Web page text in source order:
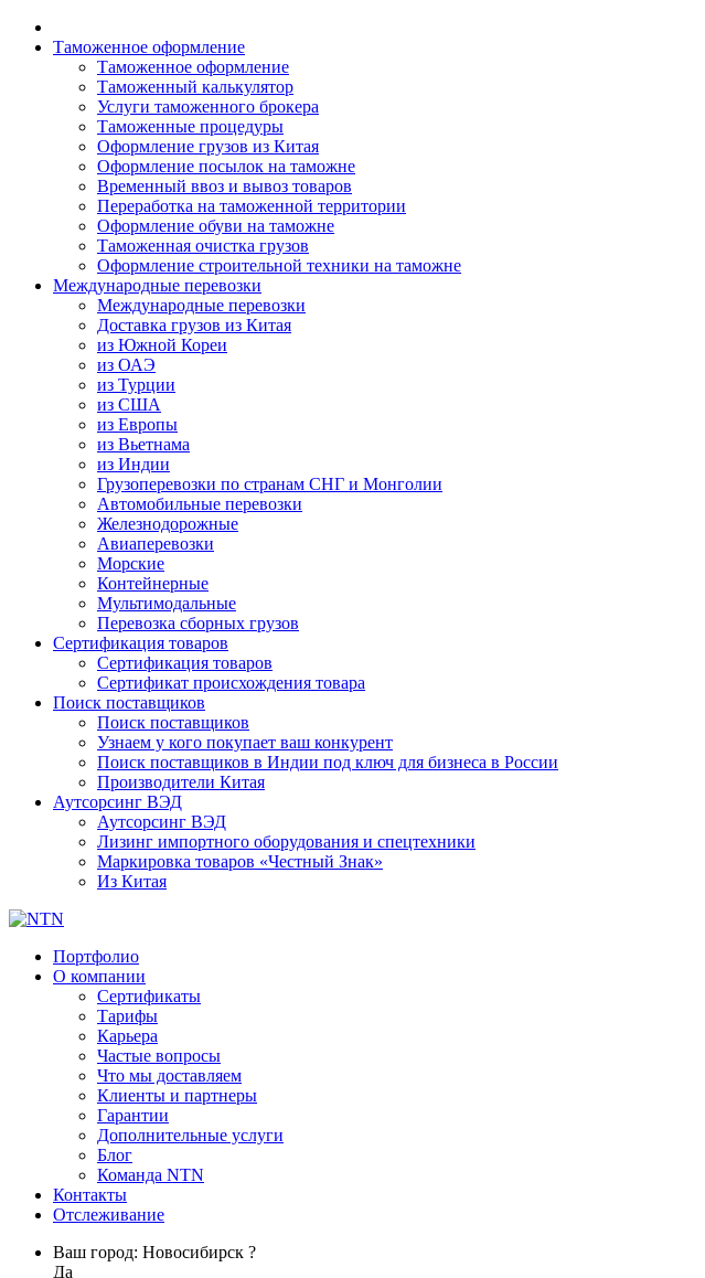
Таможенное оформление
Таможенное оформление
Таможенный калькулятор
Услуги таможенного брокера
Таможенные процедуры
Оформление грузов из Китая
Оформление посылок на таможне
Временный ввоз и вывоз товаров
Переработка на таможенной территории
Оформление обуви на таможне
Таможенная очистка грузов
Оформление строительной техники на таможне
Международные перевозки
Международные перевозки
Доставка грузов из Китая
из Южной Кореи
из ОАЭ
из Турции
из США
из Европы
из Вьетнама
из Индии
Грузоперевозки по странам СНГ и Монголии
Автомобильные перевозки
Железнодорожные
Авиаперевозки
Морские
Контейнерные
Мультимодальные
Перевозка сборных грузов
Сертификация товаров
Сертификация товаров
Сертификат происхождения товара
Поиск поставщиков
Поиск поставщиков
Узнаем у кого покупает ваш конкурент
Поиск поставщиков в Индии под ключ для бизнеса в России
Производители Китая
Аутсорсинг ВЭД
Аутсорсинг ВЭД
Лизинг импортного оборудования и спецтехники
Маркировка товаров «Честный Знак»
Из Китая
Портфолио
О компании
Сертификаты
Тарифы
Карьера
Частые вопросы
Что мы доставляем
Клиенты и партнеры
Гарантии
Дополнительные услуги
Блог
Команда NTN
Контакты
Отслеживание
Ваш город: Новосибирск ?
Да